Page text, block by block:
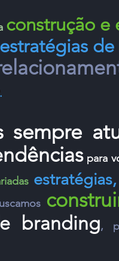
construção e
.
sempre
para
amos
branding,